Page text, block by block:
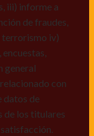
de protección
mis derechos
solicitar
presentar
y en
iii) informe a
de fraudes,
terrorismo iv)
general
con
datos de
de los titulares